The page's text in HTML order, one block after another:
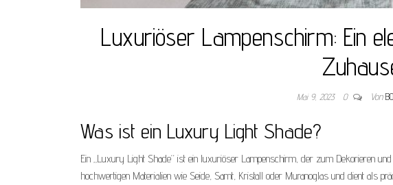
Luxuriöser Lampenschirm: Ein
Mai 9, 2023 0 Von
Was ist ein Luxury Light Shade?
Ein „Luxury Light Shade“ ist ein luxuriöser Lampenschirm, der zum Dekorieren
hochwertigen Materialien wie Seide, Samt, Kristall oder Muranoglas und dient als